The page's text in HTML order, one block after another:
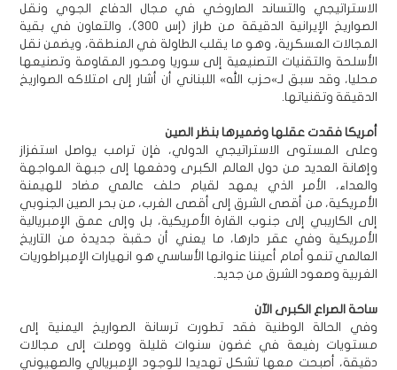
الاستراتيجي والتساند الصاروخي في مجال الدفاع الجوي ونقل
الصواريخ الإيرانية الدقيقة من طراز (إس 300)، والتعاون في بقية
المجالات العسكرية، وهو ما يقلب الطاولة في المنطقة، ويضمن نقل
الأسلحة والتقنيات التصنيعية إلى سوريا ومحور المقاومة وتصنيعها
محليا، وقد سبق لـ»حزب الله» اللبناني أن أشار إلى امتلاكه الصواريخ
الدقيقة وتقنياتها.
أمريكا فقدت عقلها وضميرها بنظر الصين
وعلى المستوى الاستراتيجي الدولي، فإن ترامب يواصل استفزاز
وإهانة العديد من دول العالم الكبرى ودفعها إلى جبهة المواجهة
والعداء، الأمر الذي يمهد لقيام حلف عالمي مضاد للهيمنة
الأمريكية، من أقصى الشرق إلى أقصى الغرب، من بحر الصين الجنوبي
إلى الكاريبي إلى جنوب القارة الأمريكية، بل وإلى عمق الإمبريالية
الأمريكية وفي عقر دارها، ما يعني أن حقبة جديدة من التاريخ
العالمي تنمو أمام أعيننا عنوانها الأساسي هو انهيارات الإمبراطوريات
الغربية وصعود الشرق من جديد.
ساحة الصراع الكبرى الآن
وفي الحالة الوطنية فقد تطورت ترسانة الصواريخ اليمنية إلى
مستويات رفيعة في غضون سنوات قليلة ووصلت إلى مجالات
دقيقة، أصبحت معها تشكل تهديدا للوجود الإمبريالي والصهيوني